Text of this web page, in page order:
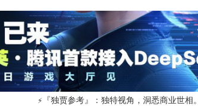
⚡ 『独贾参考』：独特视角，洞悉商业世相。